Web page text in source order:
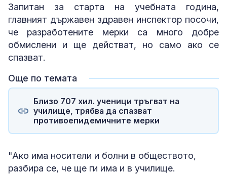
Запитан за старта на учебната година,
главният държавен здравен инспектор посочи,
че разработените мерки са много добре
обмислени и ще действат, но само ако се
спазват.
Още по темата
Близо 707 хил. ученици тръгват на
училище, трябва да спазват
противоепидемичните мерки
"Ако има носители и болни в обществото,
разбира се, че ще ги има и в училище.